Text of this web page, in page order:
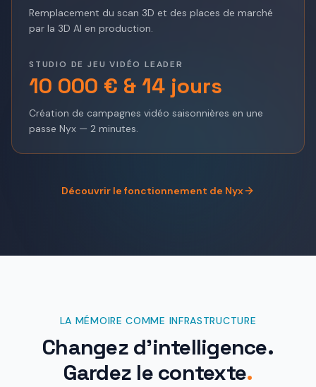
Remplacement du scan 3D et des places de marché
par la 3D AI en production.
STUDIO DE JEU VIDÉO LEADER
10 000 € & 14 jours
Création de campagnes vidéo saisonnières en une
passe Nyx — 2 minutes.
Découvrir le fonctionnement de Nyx
LA MÉMOIRE COMME INFRASTRUCTURE
Changez d'intelligence.
Gardez le contexte.